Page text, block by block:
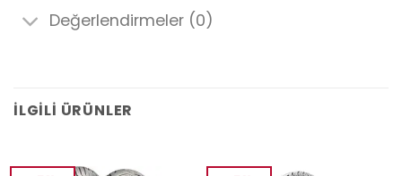
Değerlendirmeler (0)
İLGILI ÜRÜNLER